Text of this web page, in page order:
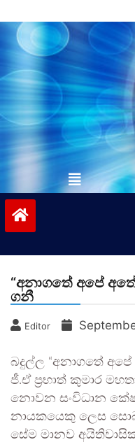
to
content
“අනාගතේ අපේ
ගනී
Editor
බදුල්ල “අනාගතේ අපේ
ජී.ඒ ප්‍රභාත් කුමාර
නොවන සංවිධාන
නායකයෙකු ලෙස
සේම මානව